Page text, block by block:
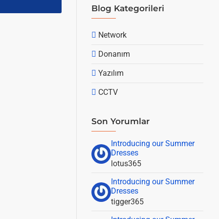
Blog Kategorileri
Network
Donanım
Yazılım
CCTV
Son Yorumlar
Introducing our Summer
Dresses
lotus365
Introducing our Summer
Dresses
tigger365